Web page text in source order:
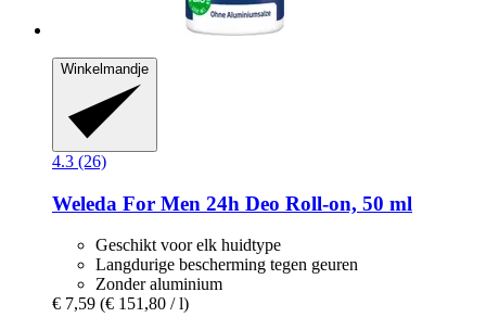
Winkelmandje
4.3 (26)
Weleda For Men 24h Deo Roll-​on, 50 ml
Geschikt voor elk huidtype
Langdurige bescherming tegen geuren
Zonder aluminium
€ 7,59 (€ 151,80 / l)